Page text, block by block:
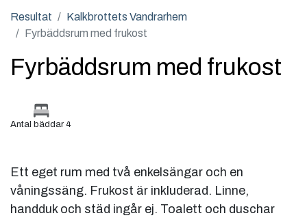
Resultat
Kalkbrottets Vandrarhem
Fyrbäddsrum med frukost
Fyrbäddsrum med frukost
Antal bäddar 4
Ett eget rum med två enkelsängar och en
våningssäng. Frukost är inkluderad. Linne,
handduk och städ ingår ej. Toalett och duschar